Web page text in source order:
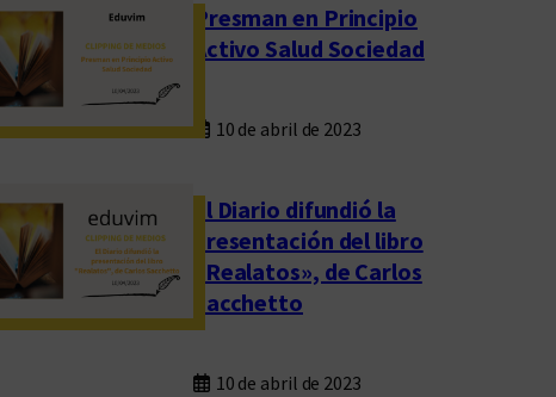
Presman en Principio
Activo Salud Sociedad
10 de abril de 2023
El Diario difundió la
presentación del libro
«Realatos», de Carlos
Sacchetto
10 de abril de 2023